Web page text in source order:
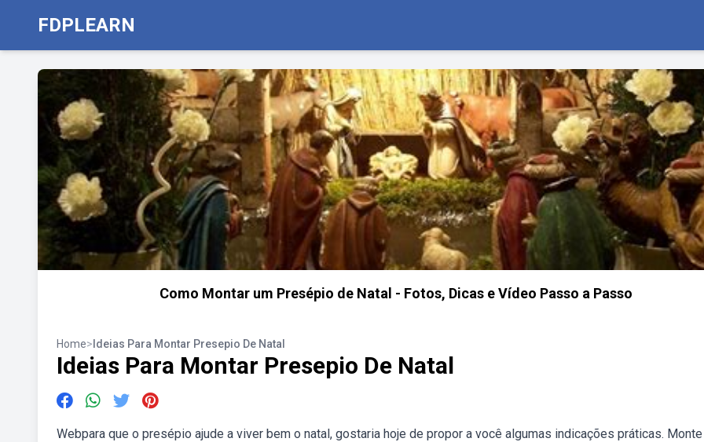
FDPLEARN
Como Montar um Presépio de Natal - Fotos, Dicas e Vídeo Passo a Passo
Home> Ideias Para Montar Presepio De Natal
Ideias Para Montar Presepio De Natal
Webpara que o presépio ajude a viver bem o natal, gostaria hoje de propor a você algumas indicações práticas.